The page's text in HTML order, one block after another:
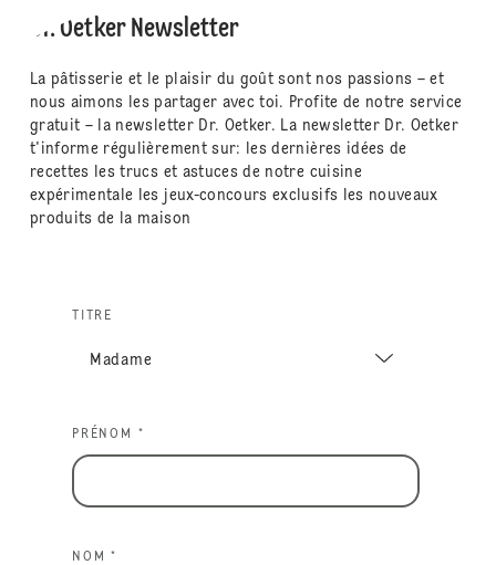
Dr. Oetker Newsletter
La pâtisserie et le plaisir du goût sont nos passions – et
nous aimons les partager avec toi. Profite de notre service
gratuit – la newsletter Dr. Oetker. La newsletter Dr. Oetker
t'informe régulièrement sur: les dernières idées de
recettes les trucs et astuces de notre cuisine
expérimentale les jeux-concours exclusifs les nouveaux
produits de la maison
TITRE
PRÉNOM *
NOM *